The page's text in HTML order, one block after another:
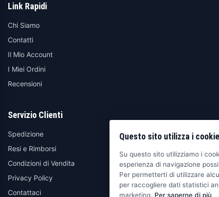
Link Rapidi
Chi Siamo
Contatti
Il Mio Account
I Miei Ordini
Recensioni
Servizio Clienti
Spedizione
Resi e Rimborsi
Condizioni di Vendita
Privacy Policy
Contattaci
Questo sito utilizza i cookie
Su questo sito utilizziamo i
esperienza di navigazione
Per permetterti di utilizzare
per raccogliere dati statistici
marketing. Per saperne di più